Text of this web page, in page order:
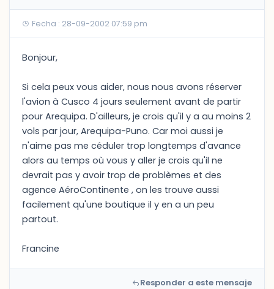
Fecha : 28-09-2002 07:59 pm
Bonjour,
Si cela peux vous aider, nous nous avons réserver
l'avion à Cusco 4 jours seulement avant de partir
pour Arequipa. D'ailleurs, je crois qu'il y a au moins 2
vols par jour, Arequipa-Puno. Car moi aussi je
n'aime pas me céduler trop longtemps d'avance
alors au temps où vous y aller je crois qu'il ne
devrait pas y avoir trop de problèmes et des
agence AéroContinente , on les trouve aussi
facilement qu'une boutique il y en a un peu
partout.
Francine
Responder a este mensaje